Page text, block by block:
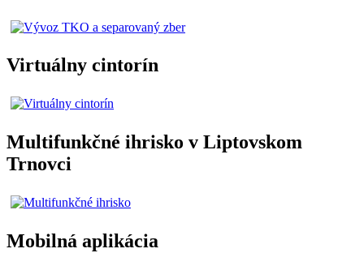
Virtuálny cintorín
Multifunkčné ihrisko v Liptovskom
Trnovci
Mobilná aplikácia